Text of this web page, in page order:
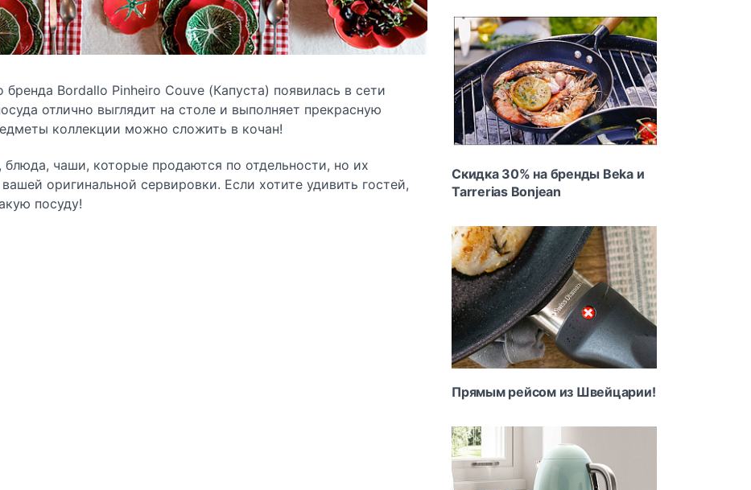
бренда Bordallo Pinheiro Сouve (Капуста) появилась в сети
отлично выглядит на столе и выполняет прекрасную
коллекции можно сложить в кочан!
блюда, чаши, которые продаются по отдельности, но их
оригинальной сервировки. Если хотите удивить гостей,
посуду!
Скидка 30% на бренды Beka и
Tarrerias Bonjean
Прямым рейсом из Швейцарии!